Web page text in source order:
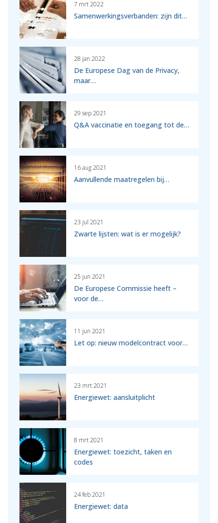
7 mrt 2022
Samenwerkingsverbanden: zijn dit…
28 jan 2022
De Europese Dag van de Privacy,
maar…
29 sep 2021
Q&A vaccinatie en toegang tot de…
16 aug 2021
Aanvullende maatregelen bij…
23 jul 2021
Zwarte lijsten: wat is er mogelijk?
25 jun 2021
De Europese Commissie heeft –
voor de…
11 jun 2021
Let op: nieuw modelcontract voor…
23 mrt 2021
Energiewet: aansluitplicht
8 mrt 2021
Energiewet: toezicht, taken en
codes
24 feb 2021
Energiewet: data